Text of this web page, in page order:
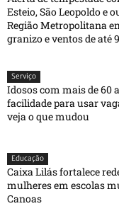
Esteio, São Leopoldo e
Região Metropolitana
granizo e ventos de até
Serviço
Idosos com mais de 60
facilidade para usar
veja o que mudou
Educação
Caixa Lilás fortalece
mulheres em escolas
Canoas